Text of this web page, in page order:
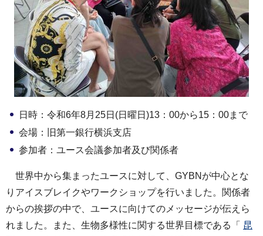
日時：令和6年8月25日(日曜日)13：00から15：00まで
会場：旧第一銀行横浜支店
参加者：ユース会議参加者及び関係者
世界中から集まったユースに対して、GYBNが中心とな
りアイスブレイクやワークショップを行いました。関係者
からの挨拶の中で、ユースに向けてのメッセージが伝えら
れました。また、生物多様性に関する世界目標である「 昆